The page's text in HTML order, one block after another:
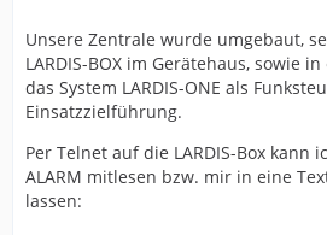
Unsere Zentrale wurde umgebaut,
LARDIS-BOX im Gerätehaus, sowie
das System LARDIS-ONE als
Einsatzzielführung.
Per Telnet auf die LARDIS-Box kann
ALARM mitlesen bzw. mir in eine
lassen: